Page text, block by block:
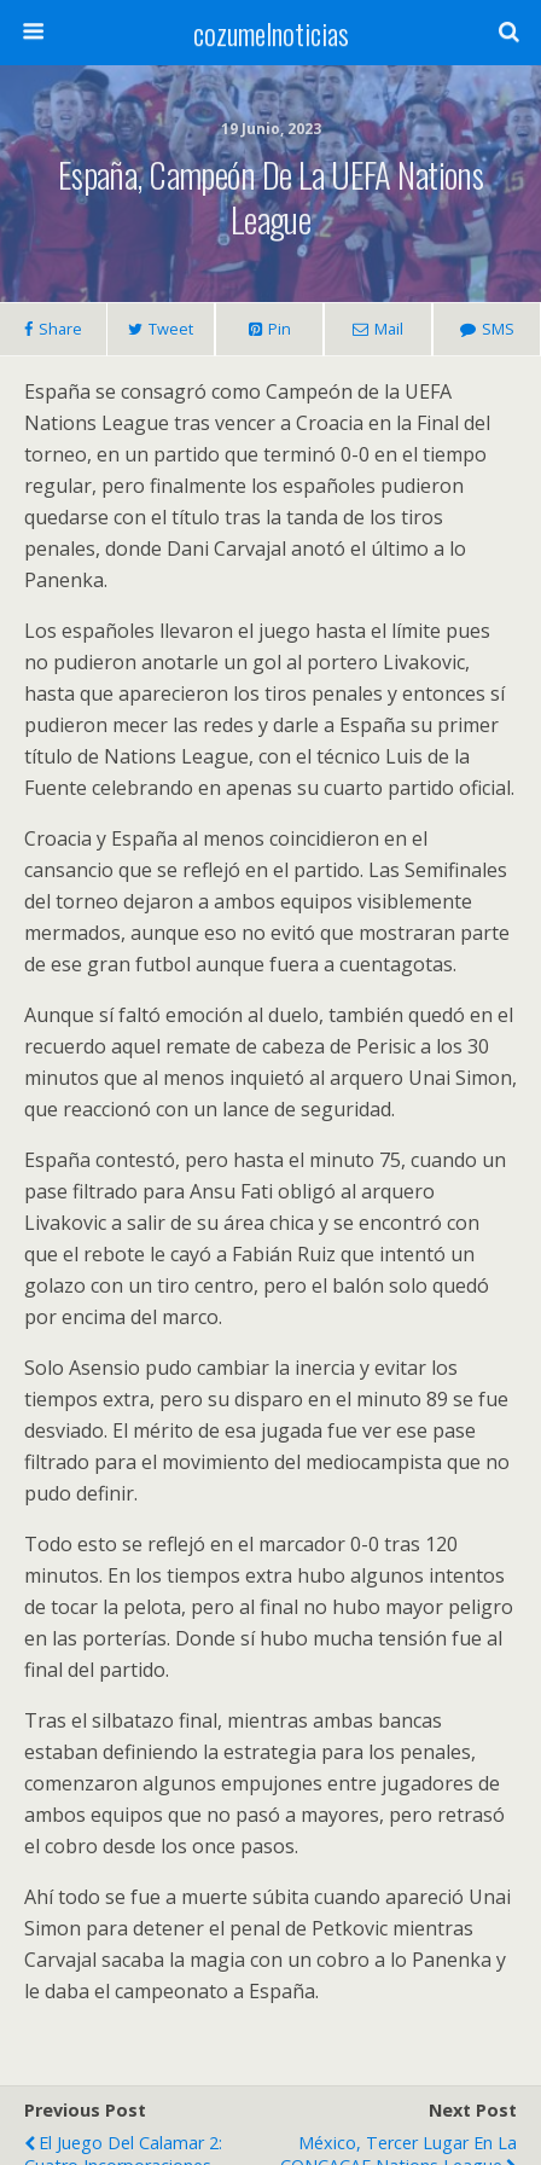
cozumelnoticias
19 Junio, 2023
España, Campeón De La UEFA Nations
League
Share Tweet Pin Mail SMS
España se consagró como Campeón de la UEFA
Nations League tras vencer a Croacia en la Final del
torneo, en un partido que terminó 0-0 en el tiempo
regular, pero finalmente los españoles pudieron
quedarse con el título tras la tanda de los tiros
penales, donde Dani Carvajal anotó el último a lo
Panenka.
Los españoles llevaron el juego hasta el límite pues
no pudieron anotarle un gol al portero Livakovic,
hasta que aparecieron los tiros penales y entonces sí
pudieron mecer las redes y darle a España su primer
título de Nations League, con el técnico Luis de la
Fuente celebrando en apenas su cuarto partido oficial.
Croacia y España al menos coincidieron en el
cansancio que se reflejó en el partido. Las Semifinales
del torneo dejaron a ambos equipos visiblemente
mermados, aunque eso no evitó que mostraran parte
de ese gran futbol aunque fuera a cuentagotas.
Aunque sí faltó emoción al duelo, también quedó en el
recuerdo aquel remate de cabeza de Perisic a los 30
minutos que al menos inquietó al arquero Unai Simon,
que reaccionó con un lance de seguridad.
España contestó, pero hasta el minuto 75, cuando un
pase filtrado para Ansu Fati obligó al arquero
Livakovic a salir de su área chica y se encontró con
que el rebote le cayó a Fabián Ruiz que intentó un
golazo con un tiro centro, pero el balón solo quedó
por encima del marco.
Solo Asensio pudo cambiar la inercia y evitar los
tiempos extra, pero su disparo en el minuto 89 se fue
desviado. El mérito de esa jugada fue ver ese pase
filtrado para el movimiento del mediocampista que no
pudo definir.
Todo esto se reflejó en el marcador 0-0 tras 120
minutos. En los tiempos extra hubo algunos intentos
de tocar la pelota, pero al final no hubo mayor peligro
en las porterías. Donde sí hubo mucha tensión fue al
final del partido.
Tras el silbatazo final, mientras ambas bancas
estaban definiendo la estrategia para los penales,
comenzaron algunos empujones entre jugadores de
ambos equipos que no pasó a mayores, pero retrasó
el cobro desde los once pasos.
Ahí todo se fue a muerte súbita cuando apareció Unai
Simon para detener el penal de Petkovic mientras
Carvajal sacaba la magia con un cobro a lo Panenka y
le daba el campeonato a España.
Previous Post
El Juego Del Calamar 2:
Next Post
México, Tercer Lugar En La